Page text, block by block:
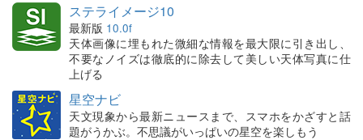
ステライメージ10
最新版 10.0f
天体画像に埋もれた微細な情報を最大限に引き出し、
不要なノイズは徹底的に除去して美しい天体写真に仕
上げる
星空ナビ
天文現象から最新ニュースまで、スマホをかざすと話
題がうかぶ。不思議がいっぱいの星空を楽しもう